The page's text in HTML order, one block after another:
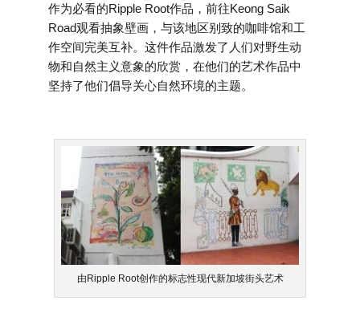
作为必看的Ripple Root作品，前往Keong Saik
Road观看抽象壁画，与该地区别致的咖啡馆和工
作空间完美互补。这件作品激发了人们对野生动
物和自然主义意象的欣赏，在他们的艺术作品中
坚持了他们倡导关心自然环境的主题。
由Ripple Root创作的标志性现代新加坡街头艺术